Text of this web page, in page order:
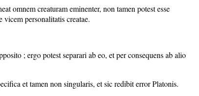
omnem creaturam eminenter, non tamen potest esse
personalitatis creatae.
; ergo potest separari ab eo, et per consequens ab alio
et tamen non singularis, et sic redibit error Platonis.